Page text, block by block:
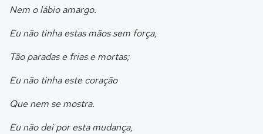
Nem o lábio amargo.
Eu não tinha estas mãos sem força,
Tão paradas e frias e mortas;
Eu não tinha este coração
Que nem se mostra.
Eu não dei por esta mudança,